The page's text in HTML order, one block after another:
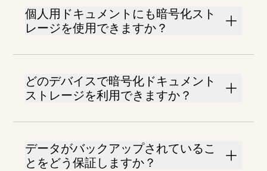
個人用ドキュメントにも暗号化スト
レージを使用できますか？
どのデバイスで暗号化ドキュメント
ストレージを利用できますか？
データがバックアップされているこ
とをどう保証しますか？